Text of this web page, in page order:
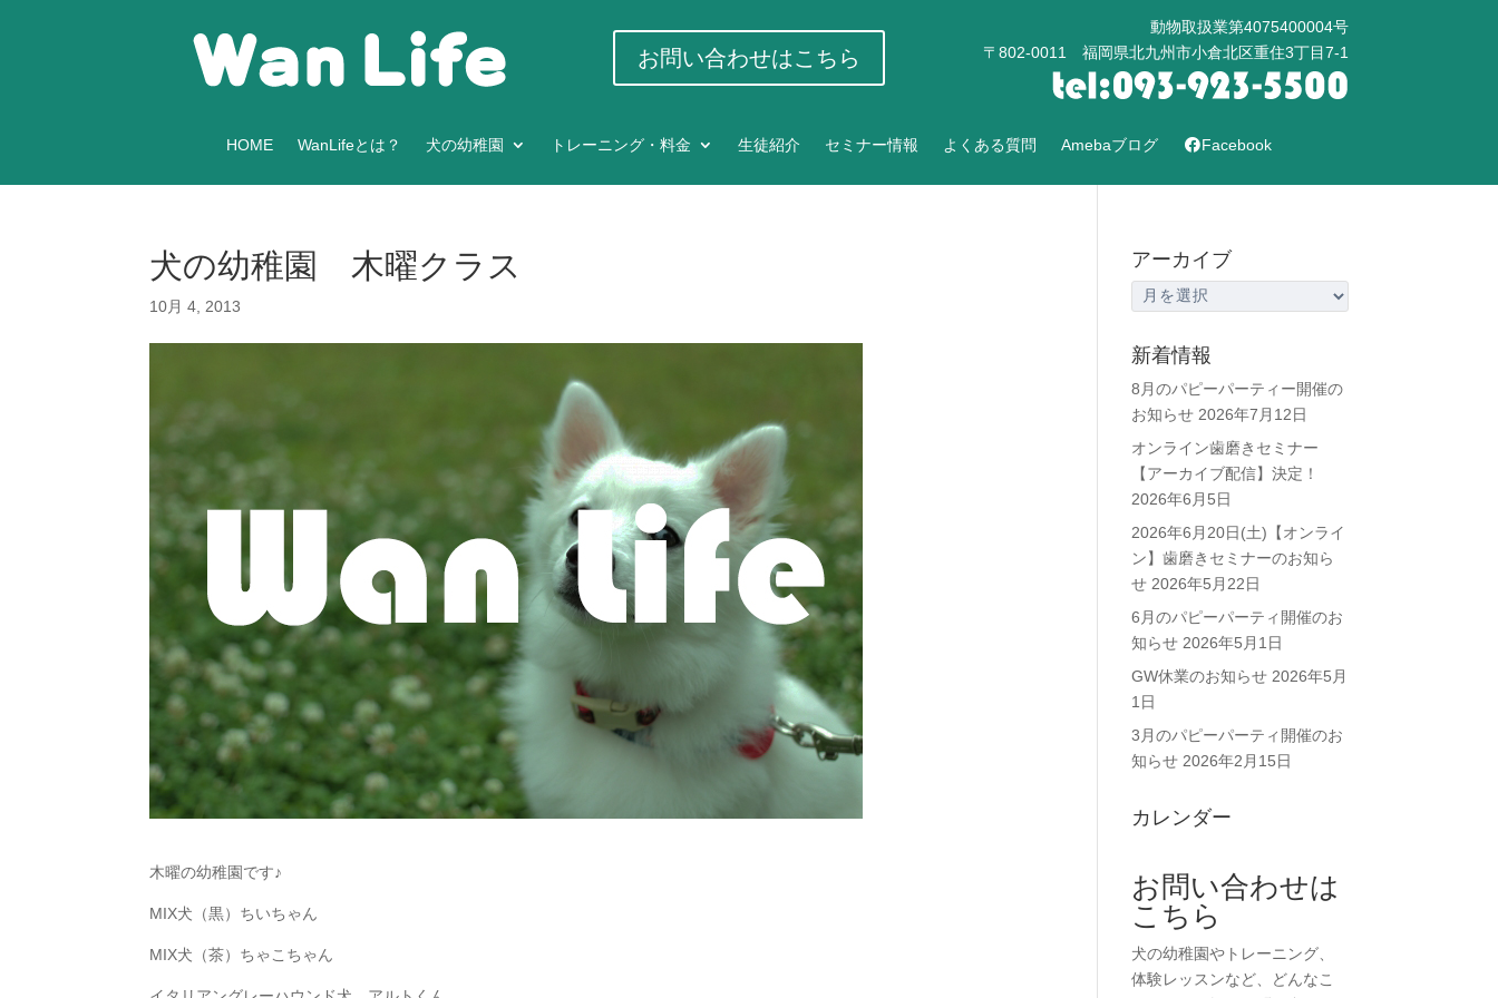
お問い合わせはこちら
動物取扱業第4075400004号
〒802-0011 福岡県北九州市小倉北区重住3丁目7-1
HOME WanLifeとは？ 犬の幼稚園 トレーニング・料金 生徒紹介 セミナー情報 よくある質問 Amebaブログ Facebook
犬の幼稚園 木曜クラス
10月 4, 2013
木曜の幼稚園です♪
MIX犬（黒）ちいちゃん
MIX犬（茶）ちゃこちゃん
アーカイブ
ア
ー
カ
イ
ブ
新着情報
8月のパピーパーティー開催の
お知らせ 2026年7月12日
オンライン歯磨きセミナー
【アーカイブ配信】決定！
2026年6月5日
2026年6月20日(土)【オンライ
ン】歯磨きセミナーのお知ら
せ 2026年5月22日
6月のパピーパーティ開催のお
知らせ 2026年5月1日
GW休業のお知らせ 2026年5月
1日
3月のパピーパーティ開催のお
知らせ 2026年2月15日
カレンダー
お問い合わせは
こちら
犬の幼稚園やトレーニング、
体験レッスンなど、どんなこ